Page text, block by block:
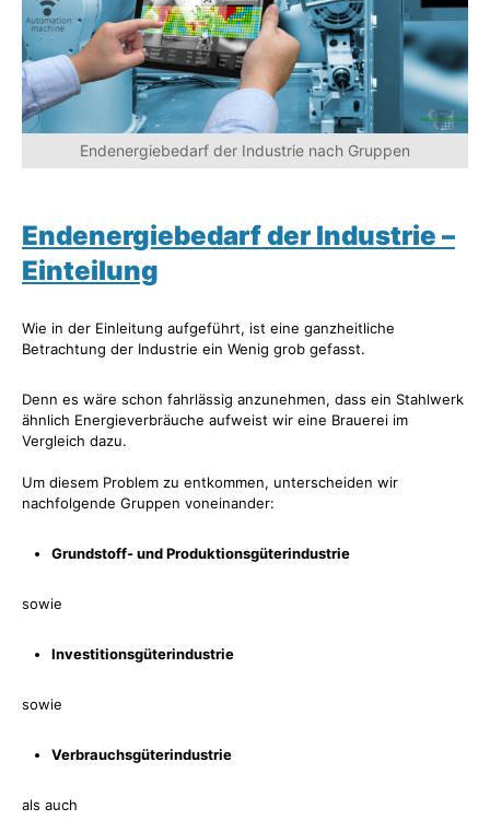
Endenergiebedarf der Industrie nach Gruppen
Endenergiebedarf der Industrie –
Einteilung
Wie in der Einleitung aufgeführt, ist eine ganzheitliche
Betrachtung der Industrie ein Wenig grob gefasst.
Denn es wäre schon fahrlässig anzunehmen, dass ein Stahlwerk
ähnlich Energieverbräuche aufweist wir eine Brauerei im
Vergleich dazu.
Um diesem Problem zu entkommen, unterscheiden wir
nachfolgende Gruppen voneinander:
Grundstoff- und Produktionsgüterindustrie
sowie
Investitionsgüterindustrie
sowie
Verbrauchsgüterindustrie
als auch